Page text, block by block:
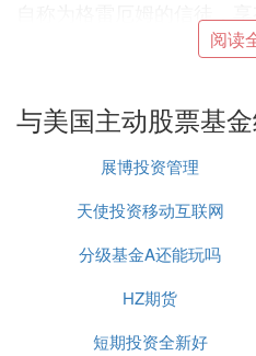
讲述了他的人生事迹以及
5、乔治·索罗斯（George
年创立“第一老鹰基金”，
泰铢，掀起亚洲金融风暴
董事会的主席，民间投资
基金，普遍认为在其28年
基金中具有最好的业绩。
6、约翰‧内夫（John
现者、伟大的低本益型基
阅读
与美国主动股票基
展博投资管理
天使投资移动互联网
分级基金A还能玩吗
HZ期货
短期投资全新好